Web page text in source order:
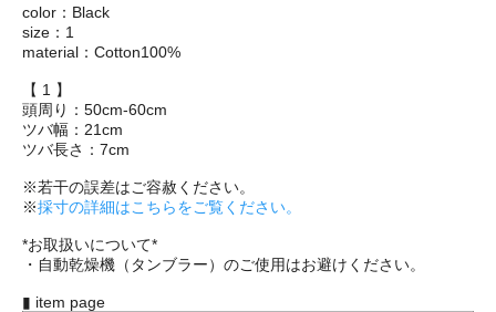
color：Black
size：1
material：Cotton100%
【 1 】
頭周り：50cm-60cm
ツバ幅：21cm
ツバ長さ：7cm
※若干の誤差はご容赦ください。
※採寸の詳細はこちらをご覧ください。
*お取扱いについて*
・自動乾燥機（タンブラー）のご使用はお避けください。
▮ item page